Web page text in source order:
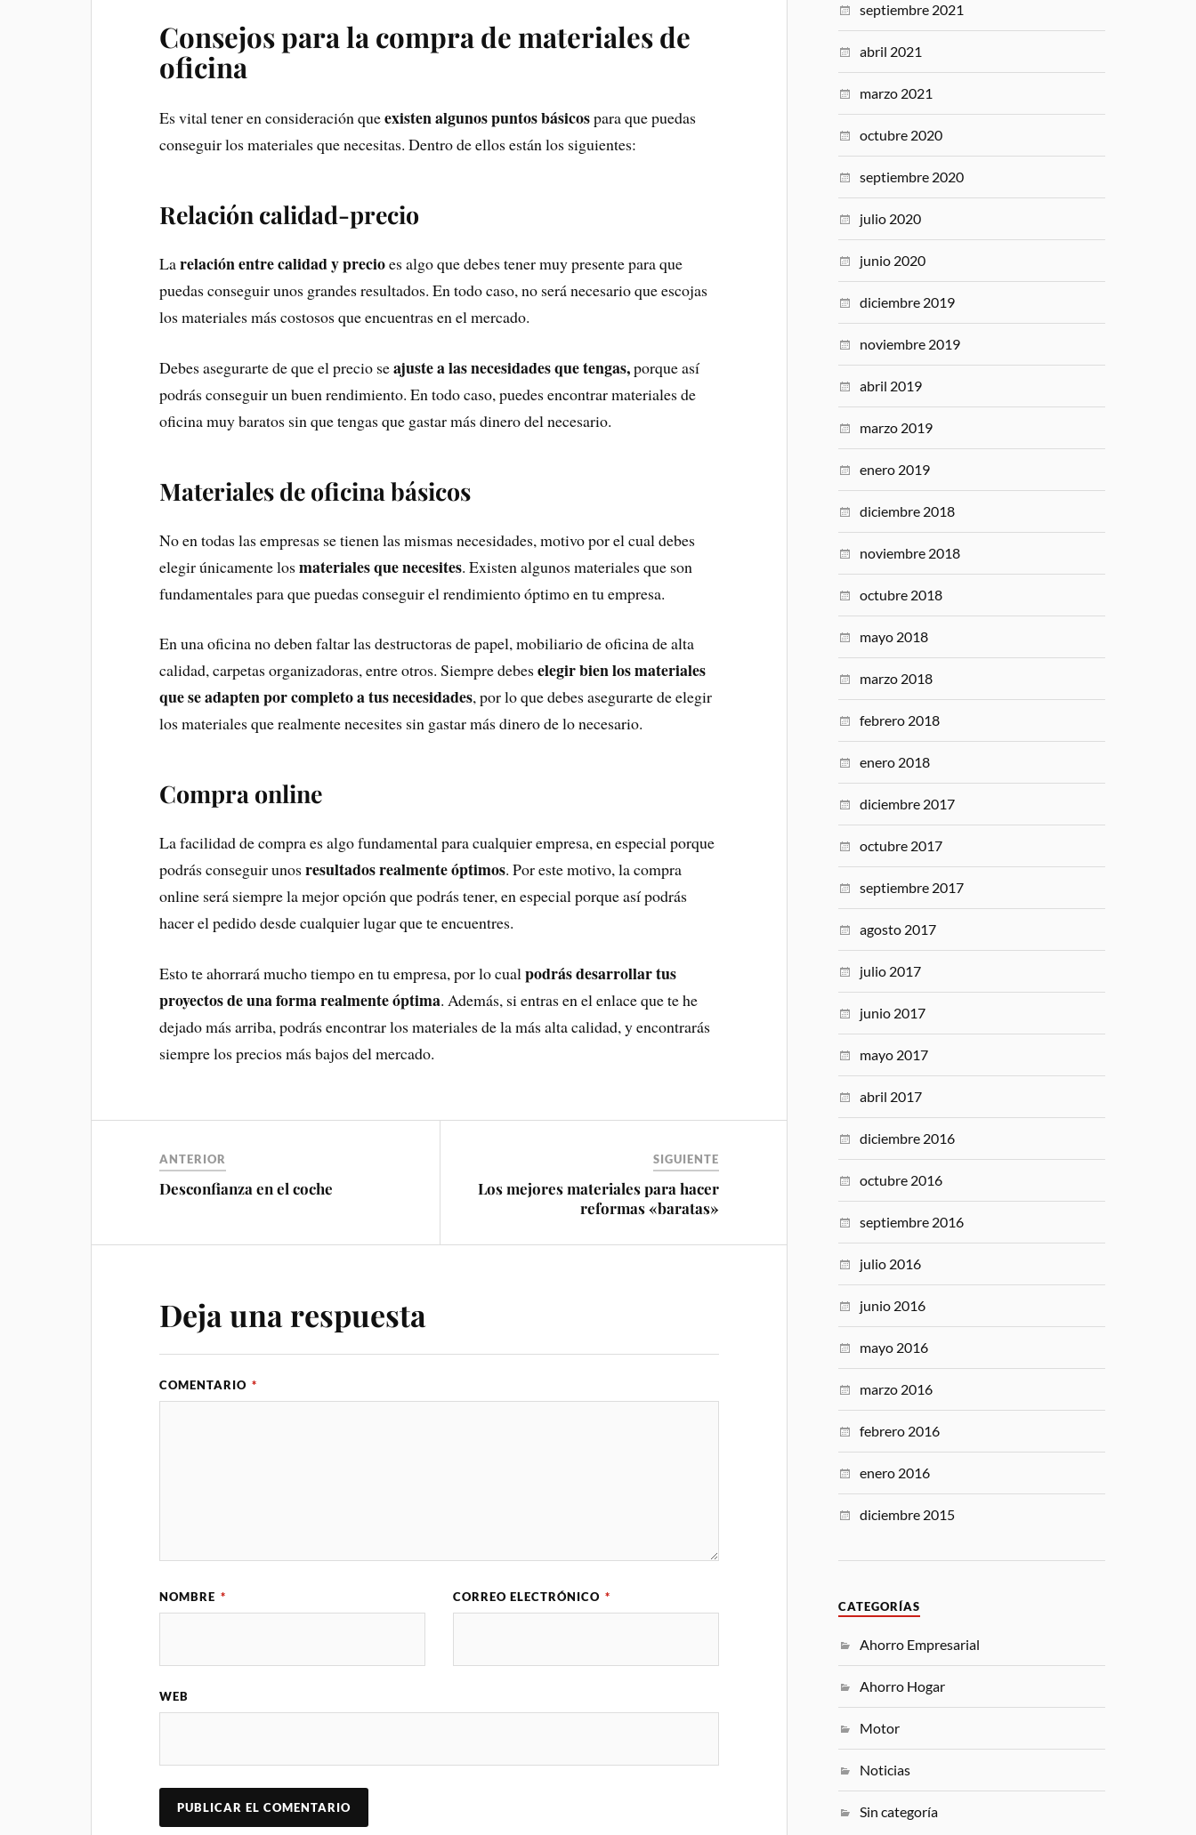
Consejos para la compra de materiales de
oficina
Es vital tener en consideración queexisten algunos puntos básicospara que puedas
conseguir los materiales que necesitas. Dentro de ellos están los siguientes:
Relación calidad-precio
Larelación entre calidad y precioes algo que debes tener muy presente para que
puedas conseguir unos grandes resultados. En todo caso, no será necesario que escojas
los materiales más costosos que encuentras en el mercado.
Debes asegurarte de que el precio seajuste a las necesidades que tengas,porque así
podrás conseguir un buen rendimiento. En todo caso, puedes encontrar materiales de
oficina muy baratos sin que tengas que gastar más dinero del necesario.
Materiales de oficina básicos
No en todas las empresas se tienen las mismas necesidades, motivo por el cual debes
elegir únicamente losmateriales que necesites. Existen algunos materiales que son
fundamentales para que puedas conseguir el rendimiento óptimo en tu empresa.
En una oficina no deben faltar las destructoras de papel, mobiliario de oficina de alta
calidad, carpetas organizadoras, entre otros. Siempre debeselegir bien los materiales
que se adapten por completo a tus necesidades, por lo que debes asegurarte de elegir
los materiales que realmente necesites sin gastar más dinero de lo necesario.
Compra online
La facilidad de compra es algo fundamental para cualquier empresa, en especial porque
podrás conseguir unosresultados realmente óptimos. Por este motivo, la compra
online será siempre la mejor opción que podrás tener, en especial porque así podrás
hacer el pedido desde cualquier lugar que te encuentres.
Esto te ahorrará mucho tiempo en tu empresa, por lo cualpodrás desarrollar tus
proyectos de una forma realmente óptima. Además, si entras en el enlace que te he
dejado más arriba, podrás encontrar los materiales de la más alta calidad, y encontrarás
siempre los precios más bajos del mercado.
ANTERIOR
Desconfianza en el coche
SIGUIENTE
Los mejores materiales para hacer
reformas «baratas»
Deja una respuesta
COMENTARIO *
NOMBRE * CORREO ELECTRÓNICO *
WEB
septiembre 2021
abril 2021
marzo 2021
octubre 2020
septiembre 2020
julio 2020
junio 2020
diciembre 2019
noviembre 2019
abril 2019
marzo 2019
enero 2019
diciembre 2018
noviembre 2018
octubre 2018
mayo 2018
marzo 2018
febrero 2018
enero 2018
diciembre 2017
octubre 2017
septiembre 2017
agosto 2017
julio 2017
junio 2017
mayo 2017
abril 2017
diciembre 2016
octubre 2016
septiembre 2016
julio 2016
junio 2016
mayo 2016
marzo 2016
febrero 2016
enero 2016
diciembre 2015
CATEGORÍAS
Ahorro Empresarial
Ahorro Hogar
Motor
Noticias
Sin categoría